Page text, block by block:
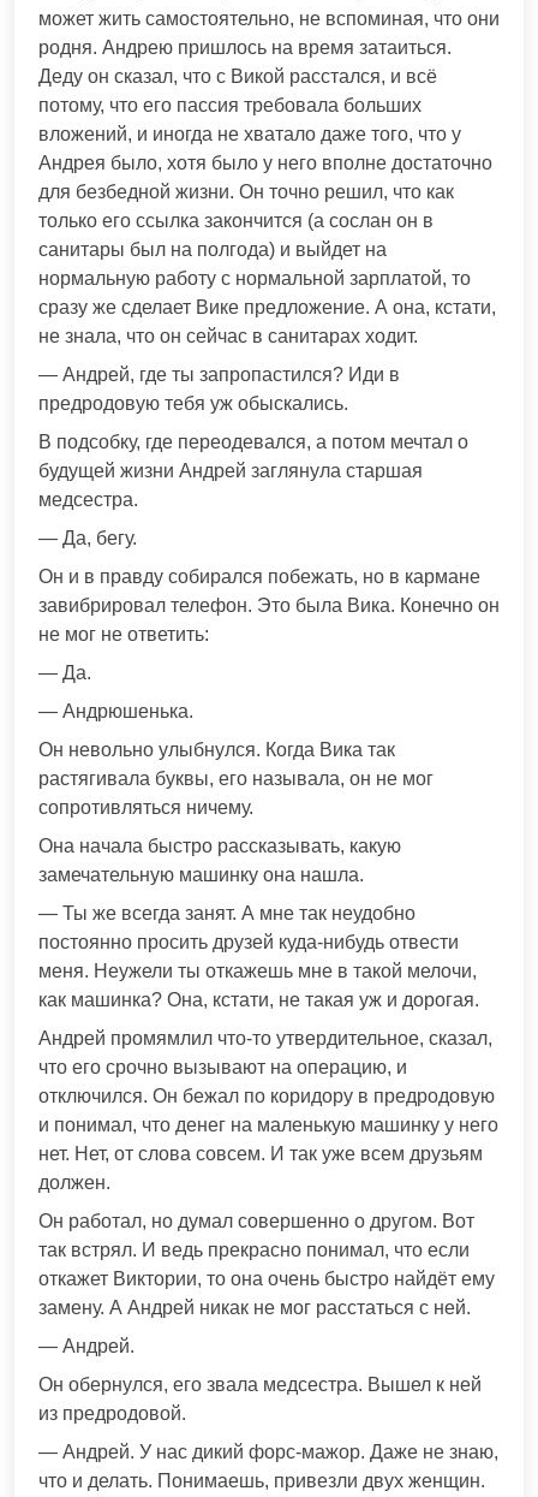
может жить самостоятельно, не вспоминая, что они
родня. Андрею пришлось на время затаиться.
Деду он сказал, что с Викой расстался, и всё
потому, что его пассия требовала больших
вложений, и иногда не хватало даже того, что у
Андрея было, хотя было у него вполне достаточно
для безбедной жизни. Он точно решил, что как
только его ссылка закончится (а сослан он в
санитары был на полгода) и выйдет на
нормальную работу с нормальной зарплатой, то
сразу же сделает Вике предложение. А она, кстати,
не знала, что он сейчас в санитарах ходит.
— Андрей, где ты запропастился? Иди в
предродовую тебя уж обыскались.
В подсобку, где переодевался, а потом мечтал о
будущей жизни Андрей заглянула старшая
медсестра.
— Да, бегу.
Он и в правду собирался побежать, но в кармане
завибрировал телефон. Это была Вика. Конечно он
не мог не ответить:
— Да.
— Андрюшенька.
Он невольно улыбнулся. Когда Вика так
растягивала буквы, его называла, он не мог
сопротивляться ничему.
Она начала быстро рассказывать, какую
замечательную машинку она нашла.
— Ты же всегда занят. А мне так неудобно
постоянно просить друзей куда-нибудь отвести
меня. Неужели ты откажешь мне в такой мелочи,
как машинка? Она, кстати, не такая уж и дорогая.
Андрей промямлил что-то утвердительное, сказал,
что его срочно вызывают на операцию, и
отключился. Он бежал по коридору в предродовую
и понимал, что денег на маленькую машинку у него
нет. Нет, от слова совсем. И так уже всем друзьям
должен.
Он работал, но думал совершенно о другом. Вот
так встрял. И ведь прекрасно понимал, что если
откажет Виктории, то она очень быстро найдёт ему
замену. А Андрей никак не мог расстаться с ней.
— Андрей.
Он обернулся, его звала медсестра. Вышел к ней
из предродовой.
— Андрей. У нас дикий форс-мажор. Даже не знаю,
что и делать. Понимаешь, привезли двух женщин.